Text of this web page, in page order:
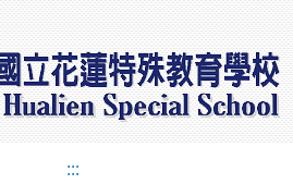
:::